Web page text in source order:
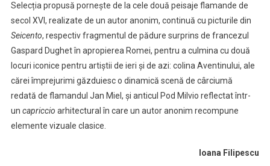
Selecția propusă pornește de la cele două peisaje flamande de
secol XVI, realizate de un autor anonim, continuă cu picturile din
Seicento, respectiv fragmentul de pădure surprins de francezul
Gaspard Dughet în apropierea Romei, pentru a culmina cu două
locuri iconice pentru artiștii de ieri și de azi: colina Aventinului, ale
cărei împrejurimi găzduiesc o dinamică scenă de cârciumă
redată de flamandul Jan Miel, și anticul Pod Milvio reflectat într-
un capriccio arhitectural în care un autor anonim recompune
elemente vizuale clasice.
Ioana Filipescu